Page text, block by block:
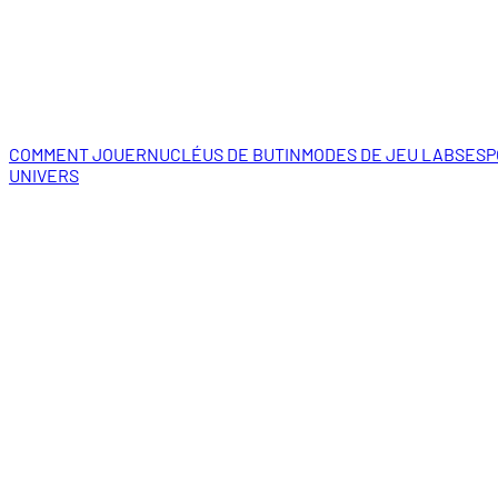
COMMENT JOUERNUCLÉUS DE BUTINMODES DE JEU LABS
UNIVERS